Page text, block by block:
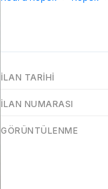
İLAN TARIHI
İLAN NUMARASI
GÖRÜNTÜLENME